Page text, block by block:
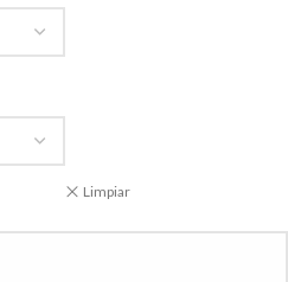
Limpiar